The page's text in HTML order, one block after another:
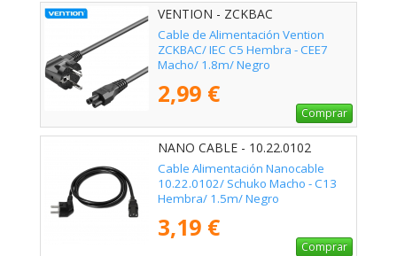
VENTION - ZCKBAC
Cable de Alimentación Vention
ZCKBAC/ IEC C5 Hembra - CEE7
Macho/ 1.8m/ Negro
2,99 €
Comprar
NANO CABLE - 10.22.0102
Cable Alimentación Nanocable
10.22.0102/ Schuko Macho - C13
Hembra/ 1.5m/ Negro
3,19 €
Comprar